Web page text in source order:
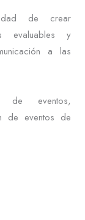
de crear
evaluables y
a las
de eventos,
de eventos de